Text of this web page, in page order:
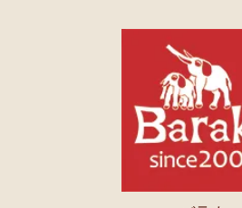
荷！～アフリカの色×こさえたん～
カンガ～アフリカの生活布～ 人
マサイシュカ アフリカの布ペー
マサイ民族のマント 軽くおしゃれなブ
スクエアトートバッグ～キテン
また、バラカさんのイベントにもお邪魔で
Ｓさまより あったか裏ボア！キテ
どれも素敵な柄で迷いますね。全部やっぱ
ントも考えているので、思いっきり買おう
上高地の山に行ったときに、アフリカと日
ーと思ってネックウォーマーを身に着けま